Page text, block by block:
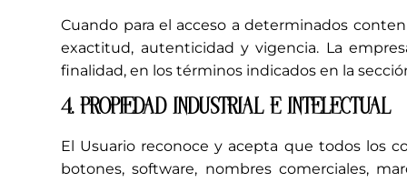
Cuando para el acceso a determinados
exactitud, autenticidad y vigencia. La
finalidad, en los términos indicados en la
4. PROPIEDAD INDUSTRIAL E INTELECTUAL
El Usuario reconoce y acepta que todos los
botones, software, nombres comerciales,